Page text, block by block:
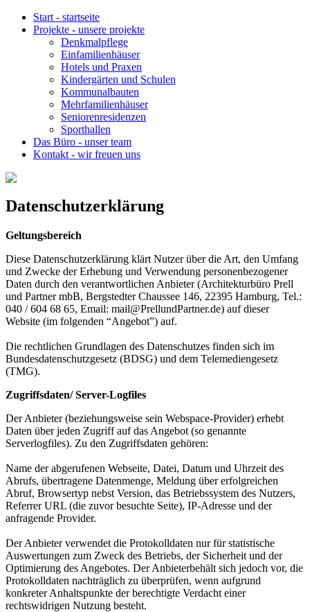
Start - startseite
Projekte - unsere projekte
Denkmalpflege
Einfamilienhäuser
Hotels und Praxen
Kindergärten und Schulen
Kommunalbauten
Mehrfamilienhäuser
Seniorenresidenzen
Sporthallen
Das Büro - unser team
Kontakt - wir freuen uns
Datenschutzerklärung
Geltungsbereich
Diese Datenschutzerklärung klärt Nutzer über die Art, den Umfang
und Zwecke der Erhebung und Verwendung personenbezogener
Daten durch den verantwortlichen Anbieter (Architekturbüro Prell
und Partner mbB, Bergstedter Chaussee 146, 22395 Hamburg, Tel.:
040 / 604 68 65, Email: mail@PrellundPartner.de) auf dieser
Website (im folgenden “Angebot”) auf.
Die rechtlichen Grundlagen des Datenschutzes finden sich im
Bundesdatenschutzgesetz (BDSG) und dem Telemediengesetz
(TMG).
Zugriffsdaten/ Server-Logfiles
Der Anbieter (beziehungsweise sein Webspace-Provider) erhebt
Daten über jeden Zugriff auf das Angebot (so genannte
Serverlogfiles). Zu den Zugriffsdaten gehören:
Name der abgerufenen Webseite, Datei, Datum und Uhrzeit des
Abrufs, übertragene Datenmenge, Meldung über erfolgreichen
Abruf, Browsertyp nebst Version, das Betriebssystem des Nutzers,
Referrer URL (die zuvor besuchte Seite), IP-Adresse und der
anfragende Provider.
Der Anbieter verwendet die Protokolldaten nur für statistische
Auswertungen zum Zweck des Betriebs, der Sicherheit und der
Optimierung des Angebotes. Der Anbieterbehält sich jedoch vor, die
Protokolldaten nachträglich zu überprüfen, wenn aufgrund
konkreter Anhaltspunkte der berechtigte Verdacht einer
rechtswidrigen Nutzung besteht.